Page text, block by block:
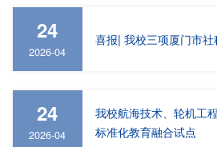
24
2026-04
喜报| 我校三项厦门市
24
2026-04
我校航海技术、轮机工
标准化教育融合试点